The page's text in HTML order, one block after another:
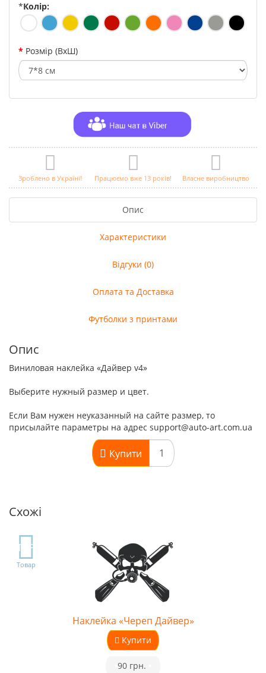
*Колір:
Розмір (ВхШ)
Зроблено в Україні! Працюємо вже 13 років! Власне виробництво
Опис
Характеристики
Відгуки (0)
Оплата та Доставка
Футболки з принтами
Опис
Виниловая наклейка «Дайвер v4»
Выберите нужный размер и цвет.
Если Вам нужен неуказанный на сайте размер, то
присылайте параметры на адрес support@auto-art.com.ua
Купити
Схожі
TOP
Товар
Наклейка «Череп Дайвер»
Купити
90 грн.